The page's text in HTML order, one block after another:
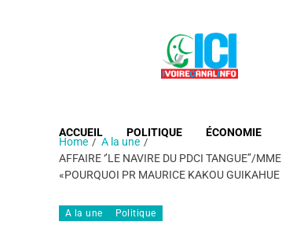
ACCUEIL POLITIQUE ÉCONOMIE
Home
A la une
AFFAIRE ‘’LE NAVIRE DU PDCI TANGUE’’/
«POURQUOI PR MAURICE KAKOU GUIKAHUE
A la une Politique